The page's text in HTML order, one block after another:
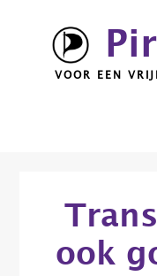
hoofdnavigatie
VOOR EEN
ook